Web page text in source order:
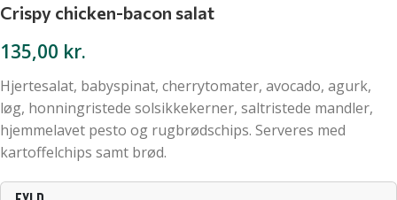
Crispy chicken-bacon salat
135,00 kr.
Hjertesalat, babyspinat, cherrytomater, avocado, agurk,
løg, honningristede solsikkekerner, saltristede mandler,
hjemmelavet pesto og rugbrødschips. Serveres med
kartoffelchips samt brød.